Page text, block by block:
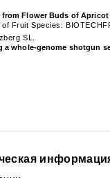
Flower Buds of
Fruit Species:
SL.
whole-genome shotgun